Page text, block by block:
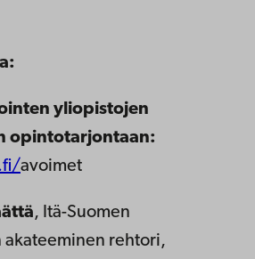
yliopistojen
opintotarjontaan:
avoimet
, Itä-Suomen
akateeminen rehtori,